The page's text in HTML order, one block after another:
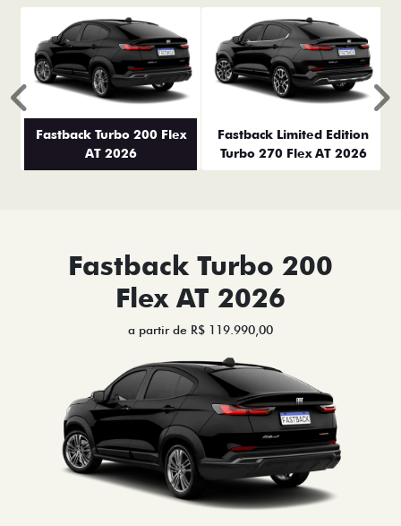
Fastback Turbo 200 Flex
AT 2026
Fastback Limited Edition
Turbo 270 Flex AT 2026
Anterior
Fastback Turbo 200
Flex AT 2026
a partir de R$ 119.990,00